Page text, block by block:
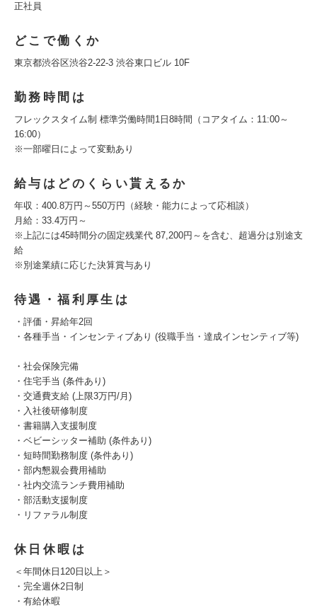
正社員
どこで働くか
東京都渋谷区渋谷2-22-3 渋谷東口ビル 10F
勤務時間は
フレックスタイム制 標準労働時間1日8時間（コアタイム：11:00～
16:00）
※一部曜日によって変動あり
給与はどのくらい貰えるか
年収：400.8万円～550万円（経験・能力によって応相談）
月給：33.4万円～
※上記には45時間分の固定残業代 87,200円～を含む、超過分は別途支
給
※別途業績に応じた決算賞与あり
待遇・福利厚生は
・評価・昇給年2回
・各種手当・インセンティブあり (役職手当・達成インセンティブ等)
・社会保険完備
・住宅手当 (条件あり)
・交通費支給 (上限3万円/月)
・入社後研修制度
・書籍購入支援制度
・ベビーシッター補助 (条件あり)
・短時間勤務制度 (条件あり)
・部内懇親会費用補助
・社内交流ランチ費用補助
・部活動支援制度
・リファラル制度
休日休暇は
＜年間休日120日以上＞
・完全週休2日制
・有給休暇